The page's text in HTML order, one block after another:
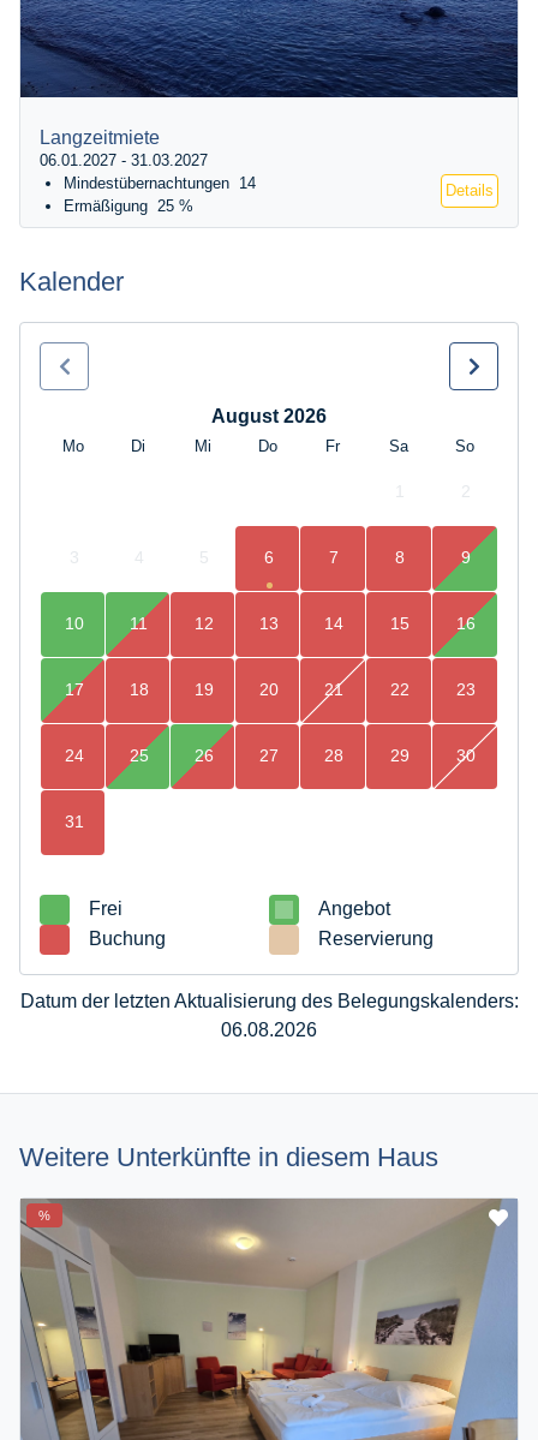
Langzeitmiete
06.01.2027 - 31.03.2027
Mindestübernachtungen 14
Ermäßigung 25 %
Details
Kalender
August 2026
Mo Di Mi Do Fr Sa So
2
3 4 5 6 7 8 9
10 11 12 13 14 15 16
17 18 19 20 21 22 23
24 25 26 27 28 29 30
31
Frei
Angebot
Buchung
Reservierung
Datum der letzten Aktualisierung des Belegungskalenders:
06.08.2026
Weitere Unterkünfte in diesem Haus
%